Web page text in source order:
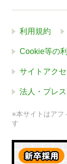
利用規約
Cookie等の
サイトアク
法人・プレ
※本サイトはアフ
す